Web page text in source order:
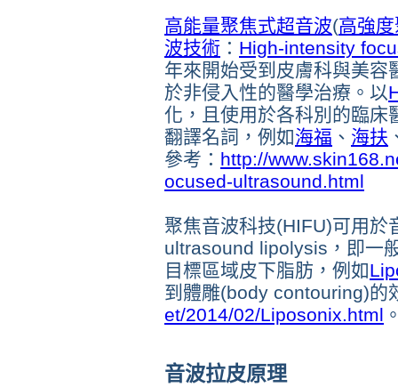
高能量聚焦式超音波(高強
波技術 ： High-intensity
年來開始受到皮膚科與美容
於非侵入性的醫學治療。以
化，且使用於各科別的臨床
翻譯名詞，例如海福 、 海扶
參考： http://
ocused-ultrasound.html
聚焦音波科技(HIFU)可用
ultrasound lipolysis，即一
目標區域皮下脂肪，例如
到體雕(body contouring)的
et/2014/02/Liposonix.html
音波拉皮原理